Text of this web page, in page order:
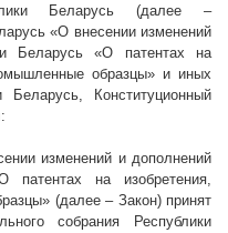
Беларусь (далее –
«О внесении изменений
Беларусь «О патентах на
образцы»и иных
Беларусь, Конституционный
изменений и дополнений
на изобретения,
(далее – Закон) принят
собрания Республики